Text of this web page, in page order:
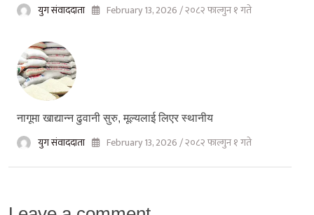
युग संवाददाता February 13, 2026 / २०८२ फाल्गुन १ गते
नागूमा खाद्यान्न ढुवानी सुरु, मूल्यलाई लिएर स्थानीय
युग संवाददाता February 13, 2026 / २०८२ फाल्गुन १ गते